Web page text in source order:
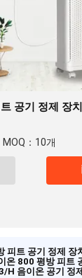
공기 정제 장
MOQ：10개
피트 공기 정제 장
온 800 평방 피트
H 음이온 공기 정